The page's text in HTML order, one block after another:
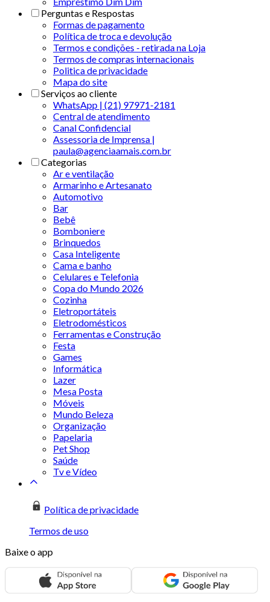
Perguntas e Respostas
Formas de pagamento
Política de troca e devolução
Termos e condições - retirada na Loja
Termos de compras internacionais
Politica de privacidade
Mapa do site
Serviços ao cliente
WhatsApp | (21) 97971-2181
Central de atendimento
Canal Confidencial
Assessoria de Imprensa |
paula@agenciaamais.com.br
Categorias
Ar e ventilação
Armarinho e Artesanato
Automotivo
Bar
Bebê
Bomboniere
Brinquedos
Casa Inteligente
Cama e banho
Celulares e Telefonia
Copa do Mundo 2026
Cozinha
Eletroportáteis
Eletrodomésticos
Ferramentas e Construção
Festa
Games
Informática
Lazer
Mesa Posta
Móveis
Mundo Beleza
Organização
Papelaria
Pet Shop
Saúde
Tv e Vídeo
Política de privacidade
Termos de uso
Baixe o app